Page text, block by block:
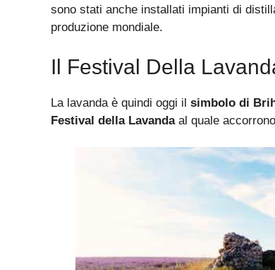
sono stati anche installati impianti di
produzione mondiale.
Il Festival Della
La lavanda è quindi oggi il simbolo di
Festival della Lavandaal quale